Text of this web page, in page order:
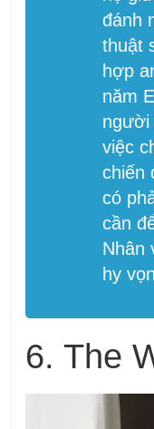
đánh
thuật
hợp
năm
người
việc
chiến
có
cần
Nhân
hy
6. The